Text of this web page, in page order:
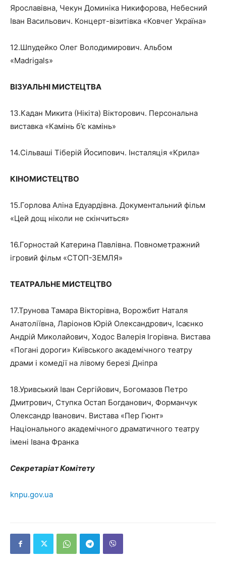
Ярославівна, Чекун Доминіка Никифорова, Небесний
Іван Васильович. Концерт-візитівка «Ковчег Україна»
12.Шпудейко Олег Володимирович. Альбом
«Madrigals»
ВІЗУАЛЬНІ МИСТЕЦТВА
13.Кадан Микита (Нікіта) Вікторович. Персональна
виставка «Камінь б’є камінь»
14.Сільваші Тіберій Йосипович. Інсталяція «Крила»
КІНОМИСТЕЦТВО
15.Горлова Аліна Едуардівна. Документальний фільм
«Цей дощ ніколи не скінчиться»
16.Горностай Катерина Павлівна. Повнометражний
ігровий фільм «СТОП-ЗЕМЛЯ»
ТЕАТРАЛЬНЕ МИСТЕЦТВО
17.Трунова Тамара Вікторівна, Ворожбит Наталя
Анатоліївна, Ларіонов Юрій Олександрович, Ісаєнко
Андрій Миколайович, Ходос Валерія Ігорівна. Вистава
«Погані дороги» Київського академічного театру
драми і комедії на лівому березі Дніпра
18.Уривський Іван Сергійович, Богомазов Петро
Дмитрович, Ступка Остап Богданович, Форманчук
Олександр Іванович. Вистава «Пер Гюнт»
Національного академічного драматичного театру
імені Івана Франка
Секретаріат Комітету
knpu.gov.ua